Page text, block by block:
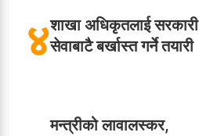
४शाखा अधिकृतलाई सरकारी
सेवाबाटै बर्खास्त गर्ने तयारी
मन्त्रीको लावालस्कर,